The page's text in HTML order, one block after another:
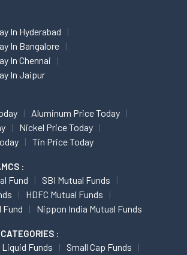
In Hyderabad
In Bangalore
In Chennai
In Jaipur
Aluminum Price Today
Nickel Price Today
Tin Price Today
:
Fund
SBI Mutual Funds
HDFC Mutual Funds
Fund
Nippon India Mutual Funds
:
Liquid Funds
Small Cap Funds